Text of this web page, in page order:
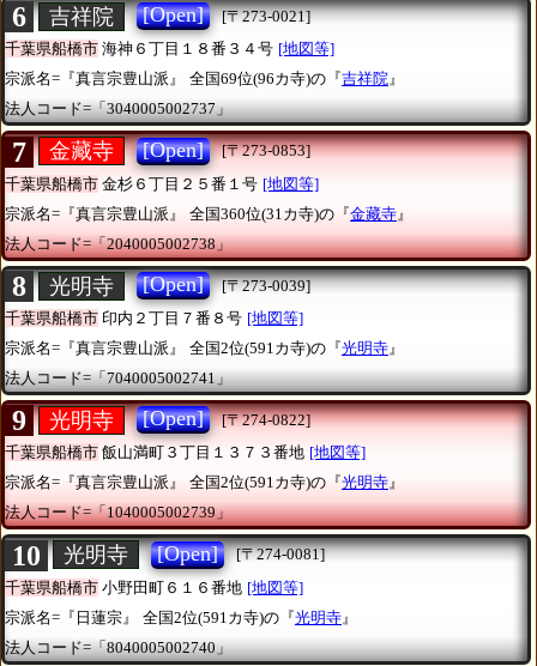
6 吉祥院 [Open]
[〒273-0021]
千葉県船橋市 海神６丁目１８番３４号 [地図等]
宗派名=『真言宗豊山派』
全国69位(96カ寺)の『吉祥院』
法人コード=「3040005002737」
7 金藏寺 [Open]
[〒273-0853]
千葉県船橋市 金杉６丁目２５番１号 [地図等]
宗派名=『真言宗豊山派』
全国360位(31カ寺)の『金藏寺 』
法人コード=「2040005002738」
8 光明寺 [Open]
[〒273-0039]
千葉県船橋市 印内２丁目７番８号 [地図等]
宗派名=『真言宗豊山派』
全国2位(591カ寺)の『光明寺』
法人コード=「7040005002741」
9 光明寺 [Open]
[〒274-0822]
千葉県船橋市 飯山満町３丁目１３７３番地 [地図等]
宗派名=『真言宗豊山派』
全国2位(591カ寺)の『光明寺』
法人コード=「1040005002739」
10 光明寺 [Open]
[〒274-0081]
千葉県船橋市 小野田町６１６番地 [地図等]
宗派名=『日蓮宗』
全国2位(591カ寺)の『光明寺 』
法人コード=「8040005002740」